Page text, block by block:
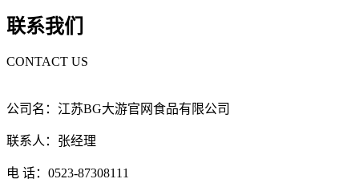
联系我们
CONTACT US
公司名：江苏BG大游官网食品有限公司
联系人：张经理
电 话：0523-87308111